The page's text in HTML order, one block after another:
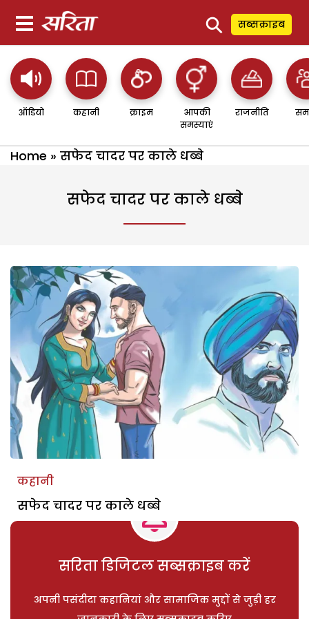
⚲ सब्सक्राइब
ऑडियो कहानी क्राइम
आपकी
समस्याएं
राजनीति
Home » सफेद चादर पर काले धब्बे
सफेद चादर पर काले धब्बे
कहानी
सफेद चादर पर काले धब्बे
सरिता डिजिटल सब्सक्राइब करें
अपनी पसंदीदा कहानियां और सामाजिक मुद्दों से जुड़ी हर